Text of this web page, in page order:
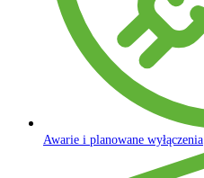
Awarie i planowane wyłączenia